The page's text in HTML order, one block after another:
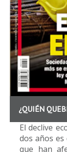
¿QUIÉN
El declive
dos años es
que han